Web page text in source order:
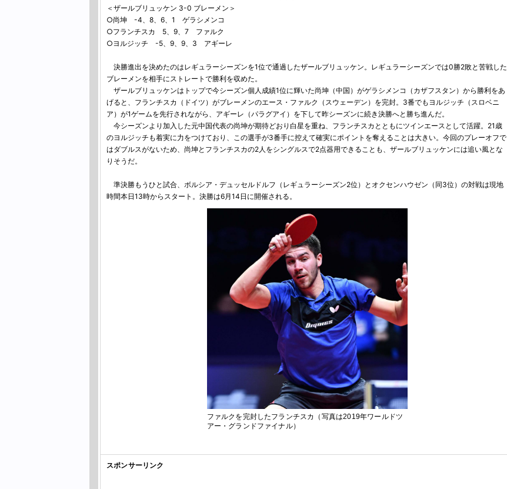
＜ザールブリュッケン 3-0 ブレーメン＞
○尚坤 -4、8、6、1 ゲラシメンコ
○フランチスカ 5、9、7 ファルク
○ヨルジッチ -5、9、9、3 アギーレ
決勝進出を決めたのはレギュラーシーズンを1位で通過したザールブリュッケン。レギュラーシーズンでは0勝2敗と苦戦した
ブレーメンを相手にストレートで勝利を収めた。
ザールブリュッケンはトップで今シーズン個人成績1位に輝いた尚坤（中国）がゲラシメンコ（カザフスタン）から勝利をあ
げると、フランチスカ（ドイツ）がブレーメンのエース・ファルク（スウェーデン）を完封。3番でもヨルジッチ（スロベニ
ア）が1ゲームを先行されながら、アギーレ（パラグアイ）を下して昨シーズンに続き決勝へと勝ち進んだ。
今シーズンより加入した元中国代表の尚坤が期待どおり白星を重ね、フランチスカとともにツインエースとして活躍。21歳
のヨルジッチも着実に力をつけており、この選手が3番手に控えて確実にポイントを奪えることは大きい。今回のプレーオフで
はダブルスがないため、尚坤とフランチスカの2人をシングルスで2点器用できることも、ザールブリュッケンには追い風とな
りそうだ。
準決勝もうひと試合、ボルシア・デュッセルドルフ（レギュラーシーズン2位）とオクセンハウゼン（同3位）の対戦は現地
時間本日13時からスタート。決勝は6月14日に開催される。
ファルクを完封したフランチスカ（写真は2019年ワールドツ
アー・グランドファイナル）
スポンサーリンク